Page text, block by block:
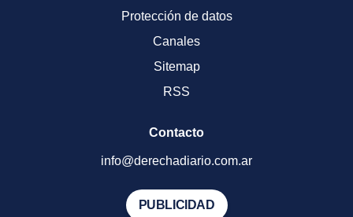
Protección de datos
Canales
Sitemap
RSS
Contacto
info@derechadiario.com.ar
PUBLICIDAD